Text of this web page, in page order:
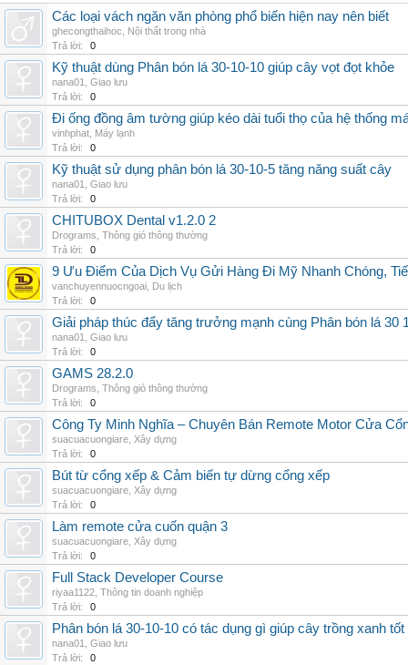
Các loại vách ngăn văn phòng phổ biến hiện nay nên biết
ghecongthaihoc
Nội thất trong nhà
Trả lời:
0
Kỹ thuật dùng Phân bón lá 30-10-10 giúp cây vọt đọt khỏe
nana01
Giao lưu
Trả lời:
0
Đi ống đồng âm tường giúp kéo dài tuổi thọ của hệ thống
vinhphat Máy lạnh
Trả lời:
0
Kỹ thuật sử dụng phân bón lá 30-10-5 tăng năng suất cây
nana01
Giao lưu
Trả lời:
0
CHITUBOX Dental v1.2.0 2
Drograms Thông gió thông thường
Trả lời:
0
9 Ưu Điểm Của Dịch Vụ Gửi Hàng Đi Mỹ Nhanh Chóng,
vanchuyennuocngoai Du lịch
Trả lời:
0
Giải pháp thúc đẩy tăng trưởng mạnh cùng Phân bón lá 30
nana01
Giao lưu
Trả lời:
0
GAMS 28.2.0
Drograms Thông gió thông thường
Trả lời:
0
Công Ty Minh Nghĩa – Chuyên Bán Remote Motor Cửa
suacuacuongiare Xây dựng
Trả lời:
0
Bút từ cổng xếp & Cảm biến tự dừng cổng xếp
suacuacuongiare Xây dựng
Trả lời:
0
Làm remote cửa cuốn quận 3
suacuacuongiare Xây dựng
Trả lời:
0
Full Stack Developer Course
riyaa1122 Thông tin doanh nghiệp
Trả lời:
0
Phân bón lá 30-10-10 có tác dụng gì giúp cây trồng xanh tốt
nana01
Giao lưu
Trả lời:
0